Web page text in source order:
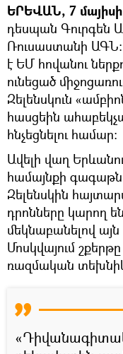
ԵՐԵՎԱՆ, 7
դեսպան Գուրգեն
Ռուսաստանի ԱԳՆ։
է ԵՄ հովանու
ունեցած
Զելենսկուն
հասցեին
հնչեցնելու համար:
Ավելի վաղ
համայնքի
Զելենսկին
դրոնները կարող
մեկնաբանելով
Մոսկվայում
ռազմական